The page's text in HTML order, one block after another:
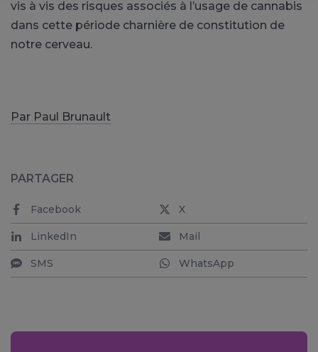
vis à vis des risques associés à l’usage de cannabis
dans cette période charnière de constitution de
notre cerveau.
Par Paul Brunault
PARTAGER
Facebook X
LinkedIn Mail
SMS WhatsApp